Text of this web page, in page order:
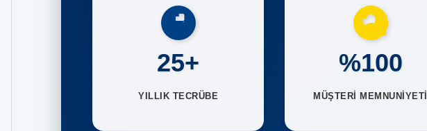
25+
YILLIK TECRÜBE
%100
MÜŞTERİ MEMNUNİYETİ